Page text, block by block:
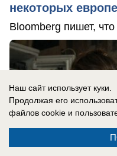
некоторых
Bloomberg пишет,
Наш сайт использует куки.
Продолжая его
файлов cookie и